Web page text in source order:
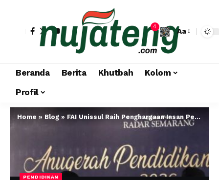
4
Aa
Beranda Berita Khutbah
Kolom
Profil
Home » Blog » FAI Unissul Raih Penghargaan Insan Pendidikan Inspiratif 2026 sebagai Penggerak Pendidikan di Daerah 3T
PENDIDIKAN